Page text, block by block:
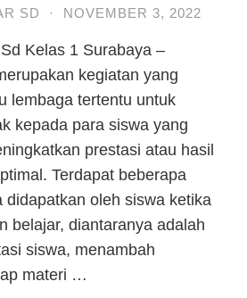
SD · NOVEMBER 3, 2022
Kelas 1 Surabaya –
kegiatan yang
lembaga tertentu untuk
kepada para siswa yang
prestasi atau hasil
Terdapat beberapa
didapatkan oleh siswa ketika
belajar, diantaranya adalah
siswa, menambah
materi …